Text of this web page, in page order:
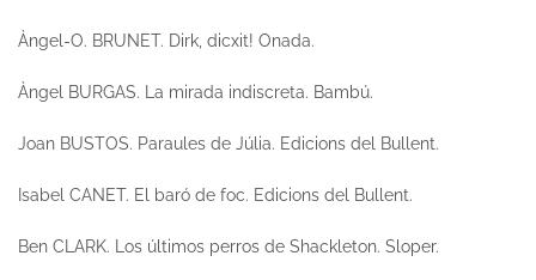
Àngel-O. BRUNET. Dirk, dicxit! Onada.
Àngel BURGAS. La mirada indiscreta. Bambú.
Joan BUSTOS. Paraules de Júlia. Edicions del Bullent.
Isabel CANET. El baró de foc. Edicions del Bullent.
Ben CLARK. Los últimos perros de Shackleton. Sloper.